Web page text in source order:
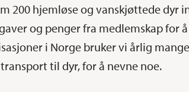
200 hjemløse og vanskjøttede dyr
og penger fra medlemskap for
i Norge bruker vi årlig
til dyr, for å nevne noe.